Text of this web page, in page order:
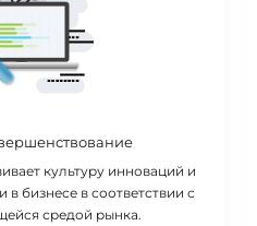
культуру инноваций и
бизнесе в соответствии с
средой рынка.